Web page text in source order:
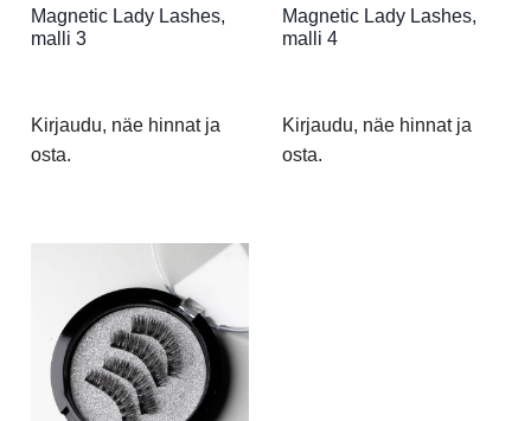
Magnetic Lady Lashes,
malli 3
Kirjaudu, näe hinnat ja
osta.
Magnetic Lady Lashes,
malli 4
Kirjaudu, näe hinnat ja
osta.